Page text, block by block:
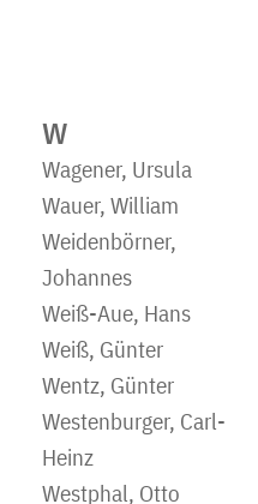
W
Wagener, Ursula
Wauer, William
Weidenbörner,
Johannes
Weiß-Aue, Hans
Weiß, Günter
Wentz, Günter
Westenburger, Carl-
Heinz
Westphal, Otto